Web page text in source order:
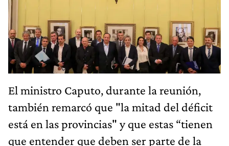
El ministro Caputo, durante la reunión,
también remarcó que "la mitad del déficit
está en las provincias" y que estas “tienen
que entender que deben ser parte de la